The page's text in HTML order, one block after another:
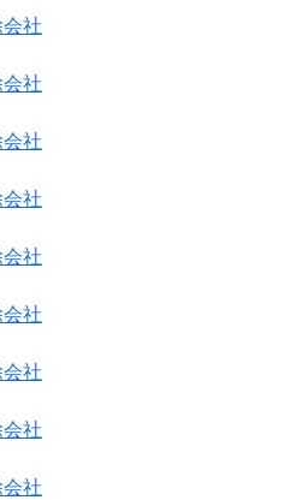
社
社
社
社
社
社
社
社
社